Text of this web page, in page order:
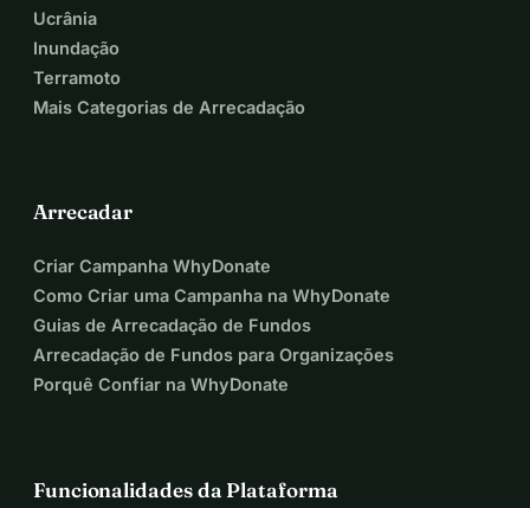
Ucrânia
Inundação
Terramoto
Mais Categorias de Arrecadação
Arrecadar
Criar Campanha WhyDonate
Como Criar uma Campanha na WhyDonate
Guias de Arrecadação de Fundos
Arrecadação de Fundos para Organizações
Porquê Confiar na WhyDonate
Funcionalidades da Plataforma